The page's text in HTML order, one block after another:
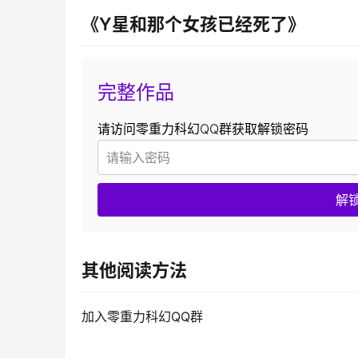
《Y星和那个女孩已经死了》
完整作品
请访问零重力科幻QQ群获取解锁密码
解
其他阅读方法
加入零重力科幻QQ群